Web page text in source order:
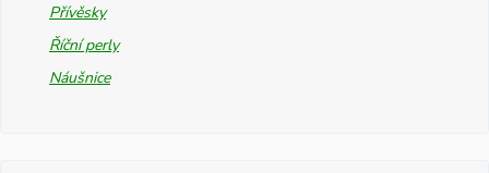
Přívěsky
Říční perly
Náušnice